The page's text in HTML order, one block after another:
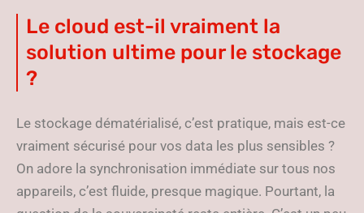
Le cloud est-il vraiment la
solution ultime pour le stockage
?
Le stockage dématérialisé, c’est pratique, mais est-ce
vraiment sécurisé pour vos data les plus sensibles ?
On adore la synchronisation immédiate sur tous nos
appareils, c’est fluide, presque magique. Pourtant, la